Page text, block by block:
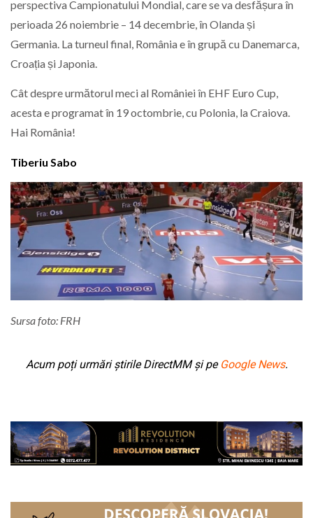
perspectiva Campionatului Mondial, care se va desfășura în
perioada 26 noiembrie – 14 decembrie, în Olanda și
Germania. La turneul final, România e în grupă cu Danemarca,
Croația și Japonia.
Cât despre următorul meci al României în EHF Euro Cup,
acesta e programat în 19 octombrie, cu Polonia, la Craiova.
Hai România!
Tiberiu Sabo
Sursa foto: FRH
Acum poți urmări știrile DirectMM și pe Google News.